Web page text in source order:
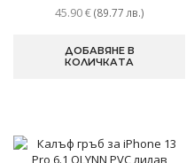
45.90€(89.77 лв.)
ДОБАВЯНЕ В
КОЛИЧКАТА